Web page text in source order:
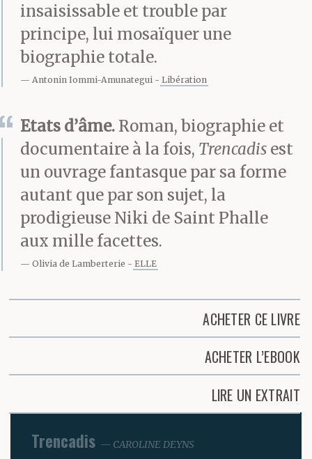
insaisissable et trouble par
principe, lui mosaïquer une
biographie totale.
Antonin Iommi-Amunategui Libération
Etats d’âme. Roman, biographie et
documentaire à la fois, Trencadis est
un ouvrage fantasque par sa forme
autant que par son sujet, la
prodigieuse Niki de Saint Phalle
aux mille facettes.
Olivia de Lamberterie ELLE
ACHETER CE LIVRE
ACHETER L’EBOOK
LIRE UN EXTRAIT
Trencadis CAROLINE DEYNS